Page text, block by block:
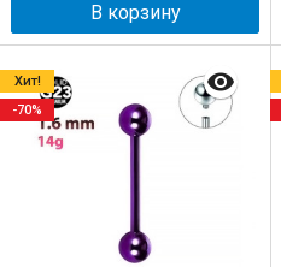
В корзину
Хит!
-70%